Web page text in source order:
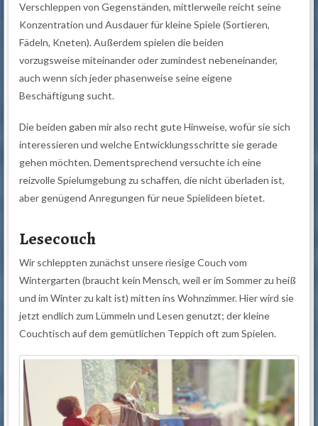
Verschleppen von Gegenständen, mittlerweile reicht seine
Konzentration und Ausdauer für kleine Spiele (Sortieren,
Fädeln, Kneten). Außerdem spielen die beiden
vorzugsweise miteinander oder zumindest nebeneinander,
auch wenn sich jeder phasenweise seine eigene
Beschäftigung sucht.
Die beiden gaben mir also recht gute Hinweise, wofür sie sich
interessieren und welche Entwicklungsschritte sie gerade
gehen möchten. Dementsprechend versuchte ich eine
reizvolle Spielumgebung zu schaffen, die nicht überladen ist,
aber genügend Anregungen für neue Spielideen bietet.
Lesecouch
Wir schleppten zunächst unsere riesige Couch vom
Wintergarten (braucht kein Mensch, weil er im Sommer zu heiß
und im Winter zu kalt ist) mitten ins Wohnzimmer. Hier wird sie
jetzt endlich zum Lümmeln und Lesen genutzt; der kleine
Couchtisch auf dem gemütlichen Teppich oft zum Spielen.